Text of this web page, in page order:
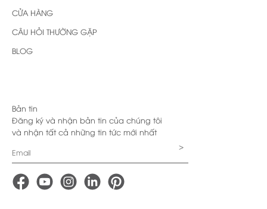
CỬA HÀNG
CÂU HỎI THƯỜNG GẶP
BLOG
Bản tin
Đăng ký và nhận bản tin của chúng tôi
và nhận tất cả những tin tức mới nhất